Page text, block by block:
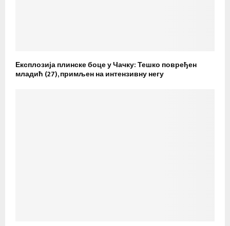
Експлозија плинске боце у Чачку: Тешко повређен
младић (27), примљен на интензивну негу